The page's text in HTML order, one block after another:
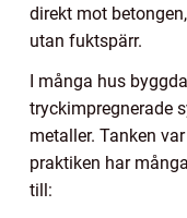
direkt mot
utan fuktspärr.
I många hus
tryckimpregnerade
metaller. Tanken
praktiken har
till: